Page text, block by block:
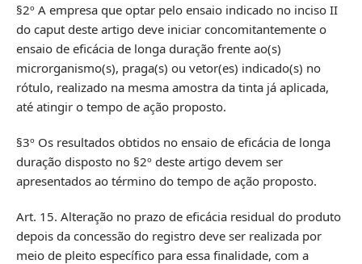
§2º A empresa que optar pelo ensaio indicado no inciso II
do caput deste artigo deve iniciar concomitantemente o
ensaio de eficácia de longa duração frente ao(s)
microrganismo(s), praga(s) ou vetor(es) indicado(s) no
rótulo, realizado na mesma amostra da tinta já aplicada,
até atingir o tempo de ação proposto.
§3º Os resultados obtidos no ensaio de eficácia de longa
duração disposto no §2º deste artigo devem ser
apresentados ao término do tempo de ação proposto.
Art. 15. Alteração no prazo de eficácia residual do produto
depois da concessão do registro deve ser realizada por
meio de pleito específico para essa finalidade, com a